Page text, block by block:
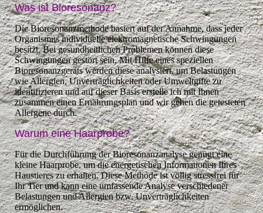
Was ist Bioresonanz?
Die Bioresonanzmethode basiert auf der Annahme, dass jeder
Organismus individuelle elektromagnetische Schwingungen
besitzt. Bei gesundheitlichen Problemen können diese
Schwingungen gestört sein. Mit Hilfe eines speziellen
Bioresonanzgeräts werden diese analysiert, um Belastungen
wie Allergien, Unverträglichkeiten oder Umweltgifte zu
identifizieren und auf dieser Basis erstelle ich mit Ihnen
zusammen einen Ernährungsplan und wir gehen die getesteten
Allergene durch.
Warum eine Haarprobe?
Für die Durchführung der Bioresonanzanalyse genügt eine
kleine Haarprobe, um die energetischen Informationen Ihres
Haustieres zu erhalten. Diese Methode ist völlig stressfrei für
Ihr Tier und kann eine umfassende Analyse verschiedener
Belastungen und Allergien bzw. Unverträglichkeiten
ermöglichen.